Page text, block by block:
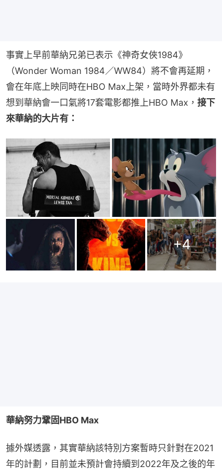
事實上早前華納兄弟已表示《神奇女俠1984》
（Wonder Woman 1984／WW84）將不會再延期，
會在年底上映同時在HBO Max上架，當時外界都未有
想到華納會一口氣將17套電影都推上HBO Max， 接下
來華納的大片有：
+4
華納努力鞏固HBO Max
據外媒透露，其實華納該特別方案暫時只針對在2021
年的計劃，目前並未預計會持續到2022年及之後的年